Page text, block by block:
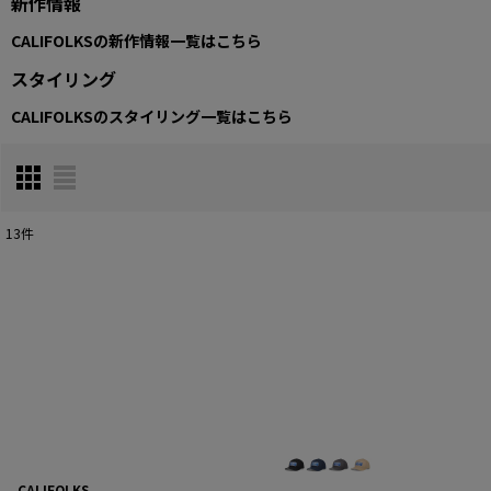
CALIFOLKSの新作情報一覧はこちら
スタイリング
CALIFOLKSのスタイリング一覧はこちら
13件